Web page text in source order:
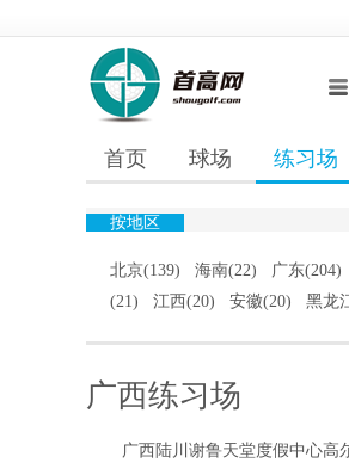
首页 球场 练习场
按地区
北京(139) 海南(22) 广东(204)
(21)
江西(20) 安徽(20) 黑龙
广西练习场
广西陆川谢鲁天堂度假中心高